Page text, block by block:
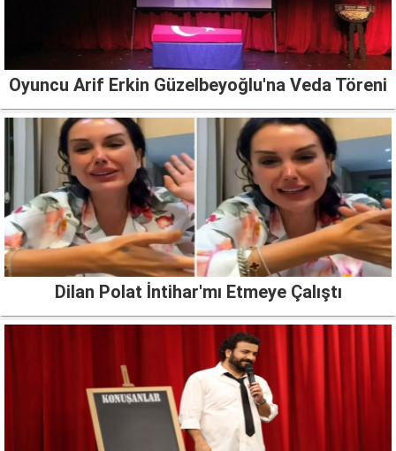
Oyuncu Arif Erkin Güzelbeyoğlu'na Veda Töreni
Dilan Polat İntihar'mı Etmeye Çalıştı